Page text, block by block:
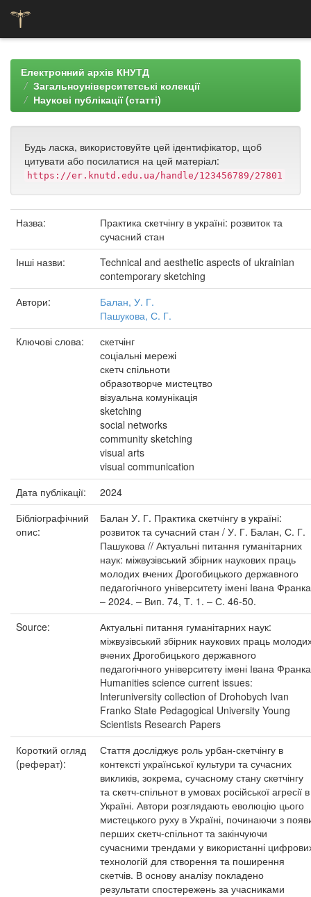
navigationЕлектронний архів КНУТД
Загальноуніверситетські колекції
Наукові публікації (статті)
Будь ласка, використовуйте цей ідентифікатор, щоб
цитувати або посилатися на цей матеріал:
https://er.knutd.edu.ua/handle/123456789/27801
Назва:
Практика скетчінгу в україні: розвиток та
сучасний стан
Інші назви:
Technical and aesthetic aspects of ukrainian
contemporary sketching
Автори:
Балан, У. Г.
Пашукова, С. Г.
Ключові слова:
скетчінг
соціальні мережі
скетч спільноти
образотворче мистецтво
візуальна комунікація
sketching
social networks
community sketching
visual arts
visual communication
Дата публікації:
2024
Бібліографічний
опис:
Балан У. Г. Практика скетчінгу в україні:
розвиток та сучасний стан / У. Г. Балан, С. Г.
Пашукова // Актуальні питання гуманітарних
наук: міжвузівський збірник наукових праць
молодих вчених Дрогобицького державного
педагогічного університету імені Івана
– 2024. – Вип. 74, Т. 1. – С. 46-50.
Source:
Актуальні питання гуманітарних наук:
міжвузівський збірник наукових праць
вчених Дрогобицького державного
педагогічного університету імені Івана Франка
Humanities science current issues:
Interuniversity collection of Drohobych Ivan
Franko State Pedagogical University Young
Scientists Research Papers
Короткий огляд
(реферат):
Стаття досліджує роль урбан-скетчінгу в
контексті української культури та сучасних
викликів, зокрема, сучасному стану скетчінгу
та скетч-спільнот в умовах російської агресії в
Україні. Автори розглядають еволюцію цього
мистецького руху в Україні, починаючи з
перших скетч-спільнот та закінчуючи
сучасними трендами у використанні
технологій для створення та поширення
скетчів. В основу аналізу покладено
результати спостережень за учасниками